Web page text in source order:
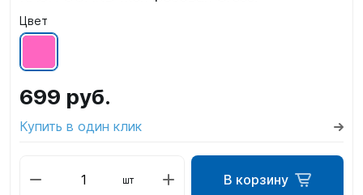
Цвет
699 руб.
Купить в один клик
шт В корзину